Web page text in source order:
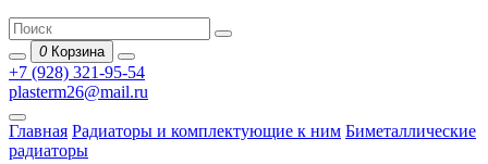
0 Корзина
+7 (928) 321-95-54
plasterm26@mail.ru
Главная Радиаторы и комплектующие к ним Биметаллические
радиаторы